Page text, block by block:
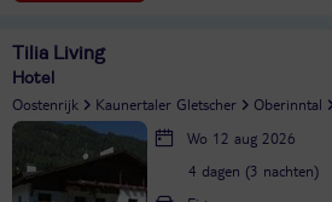
Tilia Living
Hotel
Oostenrijk Kaunertaler Gletscher Oberinntal
Wo 12 aug 2026
4 dagen (3 nachten)